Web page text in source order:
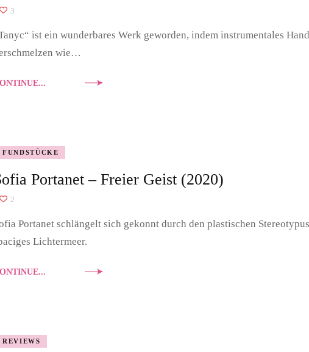
3
ist ein wunderbares Werk geworden, indem instrumentales
wie…
FUNDSTÜCKE
Portanet – Freier Geist (2020)
2
Portanet schlängelt sich gekonnt durch den plastischen
Lichtermeer.
REVIEWS